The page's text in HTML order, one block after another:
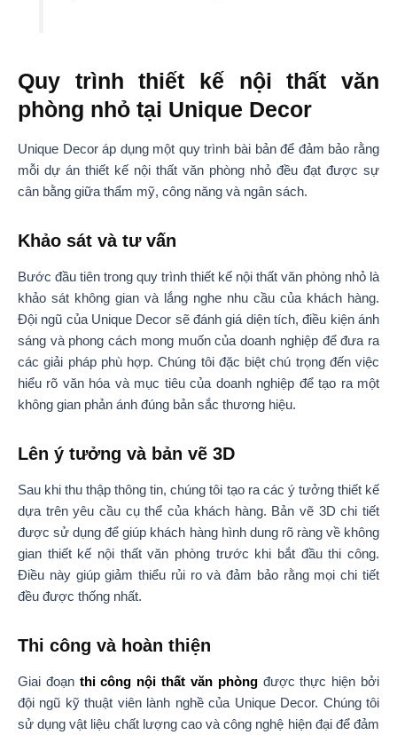
Quy trình thiết kế nội thất văn
phòng nhỏ tại Unique Decor
Unique Decor áp dụng một quy trình bài bản để đảm bảo rằng
mỗi dự án thiết kế nội thất văn phòng nhỏ đều đạt được sự
cân bằng giữa thẩm mỹ, công năng và ngân sách.
Khảo sát và tư vấn
Bước đầu tiên trong quy trình thiết kế nội thất văn phòng nhỏ là
khảo sát không gian và lắng nghe nhu cầu của khách hàng.
Đội ngũ của Unique Decor sẽ đánh giá diện tích, điều kiện ánh
sáng và phong cách mong muốn của doanh nghiệp để đưa ra
các giải pháp phù hợp. Chúng tôi đặc biệt chú trọng đến việc
hiểu rõ văn hóa và mục tiêu của doanh nghiệp để tạo ra một
không gian phản ánh đúng bản sắc thương hiệu.
Lên ý tưởng và bản vẽ 3D
Sau khi thu thập thông tin, chúng tôi tạo ra các ý tưởng thiết kế
dựa trên yêu cầu cụ thể của khách hàng. Bản vẽ 3D chi tiết
được sử dụng để giúp khách hàng hình dung rõ ràng về không
gian thiết kế nội thất văn phòng trước khi bắt đầu thi công.
Điều này giúp giảm thiểu rủi ro và đảm bảo rằng mọi chi tiết
đều được thống nhất.
Thi công và hoàn thiện
Giai đoạn thi công nội thất văn phòngđược thực hiện bởi
đội ngũ kỹ thuật viên lành nghề của Unique Decor. Chúng tôi
sử dụng vật liệu chất lượng cao và công nghệ hiện đại để đảm